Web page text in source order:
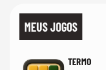
MEUS JOGOS
TERMO